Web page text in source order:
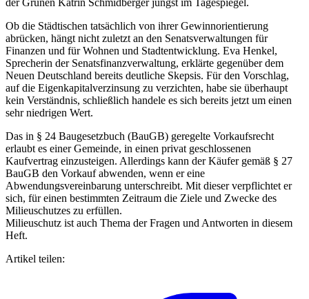
der Grünen Katrin Schmidberger jüngst im Tagespiegel.
Ob die Städtischen tatsächlich von ihrer Gewinnorientierung
abrücken, hängt nicht zuletzt an den Senatsverwaltungen für
Finanzen und für Wohnen und Stadtentwicklung. Eva Henkel,
Sprecherin der Senatsfinanzverwaltung, erklärte gegenüber dem
Neuen Deutschland bereits deutliche Skepsis. Für den Vorschlag,
auf die Eigenkapitalverzinsung zu verzichten, habe sie überhaupt
kein Verständnis, schließlich handele es sich bereits jetzt um einen
sehr niedrigen Wert.
Das in § 24 Baugesetzbuch (BauGB) geregelte Vorkaufsrecht
erlaubt es einer Gemeinde, in einen privat geschlossenen
Kaufvertrag einzusteigen. Allerdings kann der Käufer gemäß § 27
BauGB den Vorkauf abwenden, wenn er eine
Abwendungsvereinbarung unterschreibt. Mit dieser verpflichtet er
sich, für einen bestimmten Zeitraum die Ziele und Zwecke des
Milieuschutzes zu erfüllen.
Milieuschutz ist auch Thema der Fragen und Antworten in diesem
Heft.
Artikel teilen: